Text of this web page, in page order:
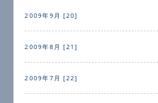
2009年9月 [20]
2009年8月 [21]
2009年7月 [22]